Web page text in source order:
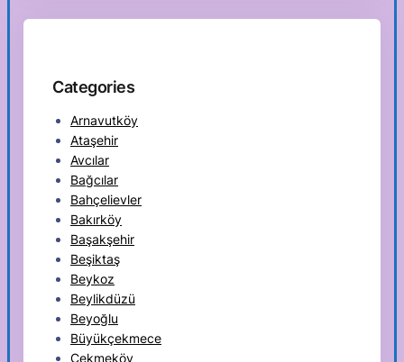
Categories
Arnavutköy
Ataşehir
Avcılar
Bağcılar
Bahçelievler
Bakırköy
Başakşehir
Beşiktaş
Beykoz
Beylikdüzü
Beyoğlu
Büyükçekmece
Çekmeköy